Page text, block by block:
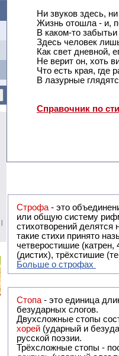
Ни звуков здесь,
Жизнь отошла - и,
В каком-то
Здесь человек
Как свет дневной,
Не верит он, хоть
Что есть края, где
В лазурные
Справочник по
Строфа - это объединение двух
или общую систему рифм, и регулярно или периодически
стихотворений делятся на строфы и т.о. являются строфическими.
такие стихи принято называть астрофическими. Самая популярная строфа в русской поэзии -
четверостишие
(дистих), трёхстишие
Больше о строфах
Стопа - это единица
безударных слогов.
Двухсложные стопы
хорей (ударный и
русской поэзии.
Трёхсложные стопы -